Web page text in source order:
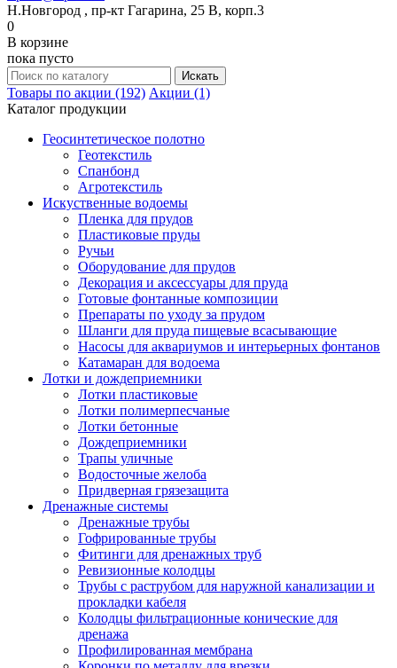
Н.Новгород , пр-кт Гагарина, 25 В, корп.3
0
В корзине
пока пусто
Товары по акции (192) Акции (1)
Каталог продукции
Геосинтетическое полотно
Геотекстиль
Спанбонд
Агротекстиль
Искуственные водоемы
Пленка для прудов
Пластиковые пруды
Ручьи
Оборудование для прудов
Декорация и аксессуары для пруда
Готовые фонтанные композиции
Препараты по уходу за прудом
Шланги для пруда пищевые всасывающие
Насосы для аквариумов и интерьерных фонтанов
Катамаран для водоема
Лотки и дождеприемники
Лотки пластиковые
Лотки полимерпесчаные
Лотки бетонные
Дождеприемники
Трапы уличные
Водосточные желоба
Придверная грязезащита
Дренажные системы
Дренажные трубы
Гофрированные трубы
Фитинги для дренажных труб
Ревизионные колодцы
Трубы с раструбом для наружной канализации и
прокладки кабеля
Колодцы фильтрационные конические для
дренажа
Профилированная мембрана